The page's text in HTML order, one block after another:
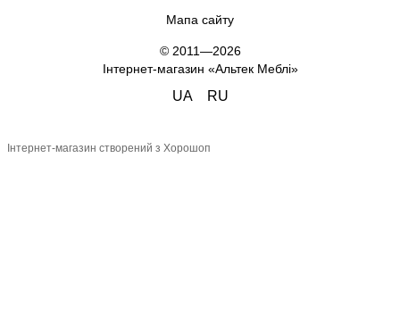
Мапа сайту
© 2011—2026
Інтернет-магазин «Альтек Меблі»
UA RU
Інтернет-магазин створений з Хорошоп